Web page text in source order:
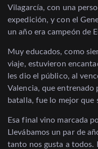
Vilagarcía, con una
expedición, y con el
un año era campeón de
Muy educados, como
viaje, estuvieron
les dio el público, al
Valencia, que entrenado
batalla, fue lo mejor que
Esa final vino marcada
Llevábamos un par de
tanto nos gusta a todos.